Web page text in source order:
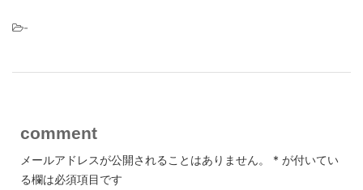
-
comment
メールアドレスが公開されることはありません。 * が付いてい
る欄は必須項目です